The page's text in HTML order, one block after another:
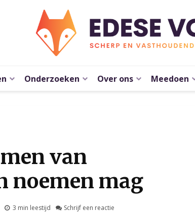
Onderzoeken Over ons Meedoen
van
noemen mag
3 min leestijd Schrijf een reactie